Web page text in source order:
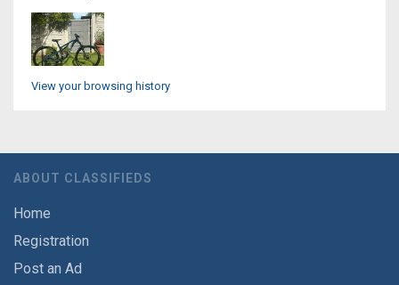
View your browsing history
ABOUT CLASSIFIEDS
Home
Registration
Post an Ad